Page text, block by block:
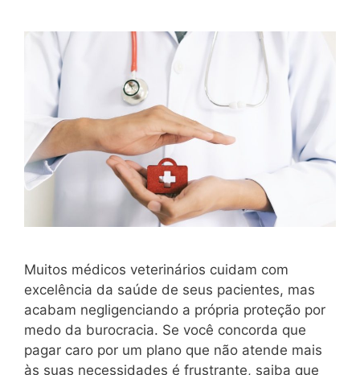
Muitos médicos veterinários cuidam com
excelência da saúde de seus pacientes, mas
acabam negligenciando a própria proteção por
medo da burocracia. Se você concorda que
pagar caro por um plano que não atende mais
às suas necessidades é frustrante, saiba que